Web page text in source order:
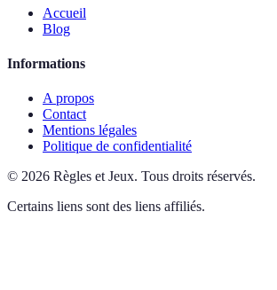
Accueil
Blog
Informations
A propos
Contact
Mentions légales
Politique de confidentialité
© 2026 Règles et Jeux. Tous droits réservés.
Certains liens sont des liens affiliés.